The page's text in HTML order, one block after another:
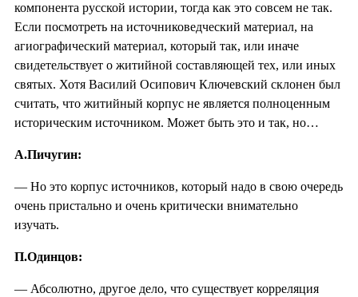
компонента русской истории, тогда как это совсем не так.
Если посмотреть на источниковедческий материал, на
агиографический материал, который так, или иначе
свидетельствует о житийной составляющей тех, или иных
святых. Хотя Василий Осипович Ключевский склонен был
считать, что житийный корпус не является полноценным
историческим источником. Может быть это и так, но…
А.Пичугин:
— Но это корпус источников, который надо в свою очередь
очень пристально и очень критически внимательно
изучать.
П.Одинцов:
— Абсолютно, другое дело, что существует корреляция